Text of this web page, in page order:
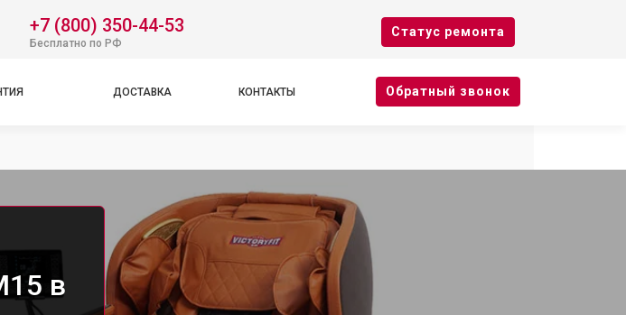
+7 (800) 350-44-53
Бесплатно по РФ
Cтатус ремонта
ДОСТАВКА КОНТАКТЫ Oбратный звонок
в